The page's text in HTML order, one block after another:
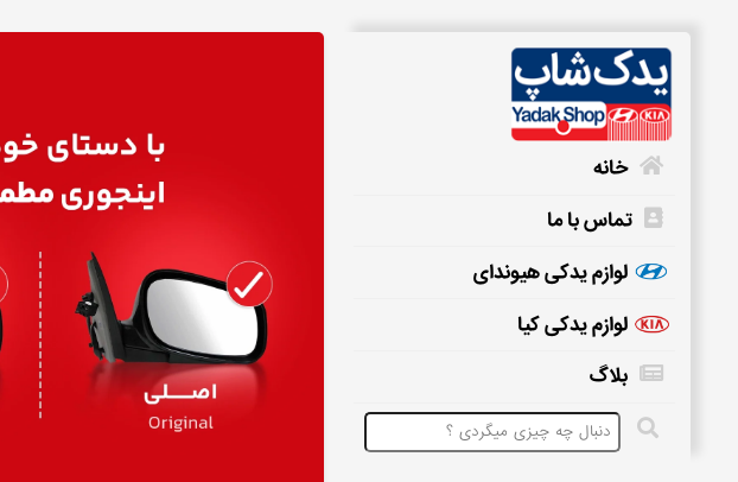
خانه
تماس با ما
لوازم یدکی هیوندای
لوازم یدکی کیا
بلاگ